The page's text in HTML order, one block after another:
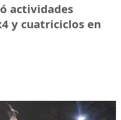
actividades
y cuatriciclos en